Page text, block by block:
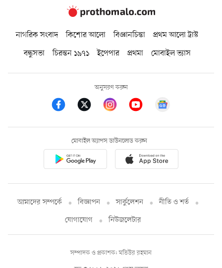
নাগরিক সংবাদ কিশোর আলো বিজ্ঞানচিন্তা
প্রথম আলো ট্রাস্ট
বন্ধুসভা
চিরন্তন ১৯৭১ ইপেপার প্রথমা মোবাইল ভ্যাস
অনুসরণ করুন
মোবাইল অ্যাপস ডাউনলোড করুন
আমাদের সম্পর্কে বিজ্ঞাপন সার্কুলেশন
নীতি ও শর্ত
যোগাযোগ
নিউজলেটার
সম্পাদক ও প্রকাশক: মতিউর রহমান